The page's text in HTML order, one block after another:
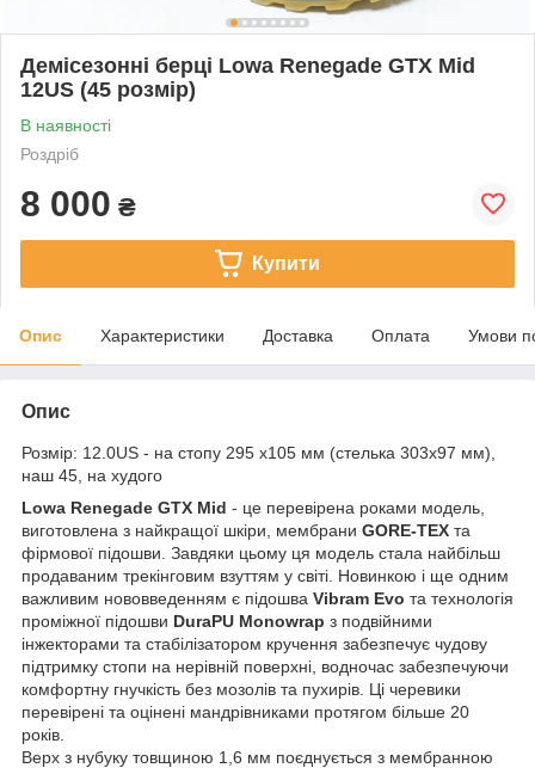
Демісезонні берці Lowa Renegade GTX Mid
12US (45 розмір)
В наявності
Роздріб
8 000 ₴
Купити
Опис Характеристики Доставка Оплата Умови
Опис
Розмір: 12.0US - на стопу 295 х105 мм (стелька 303х97 мм),
наш 45, на худого
Lowa Renegade GTX Mid - це перевірена роками модель,
виготовлена з найкращої шкіри, мембрани GORE-TEX та
фірмової підошви. Завдяки цьому ця модель стала найбільш
продаваним трекінговим взуттям у світі. Новинкою і ще одним
важливим нововведенням є підошва Vibram Evo та технологія
проміжної підошви DuraPU Monowrap з подвійними
інжекторами та стабілізатором кручення забезпечує чудову
підтримку стопи на нерівній поверхні, водночас забезпечуючи
комфортну гнучкість без мозолів та пухирів. Ці черевики
перевірені та оцінені мандрівниками протягом більше 20
років.
Верх з нубуку товщиною 1,6 мм поєднується з мембранною